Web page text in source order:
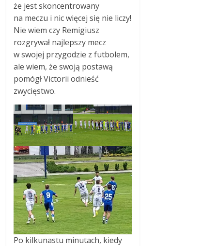
że jest skoncentrowany
na meczu i nic więcej się nie liczy!
Nie wiem czy Remigiusz
rozgrywał najlepszy mecz
w swojej przygodzie z futbolem,
ale wiem, że swoją postawą
pomógł Victorii odnieść
zwycięstwo.
Po kilkunastu minutach, kiedy